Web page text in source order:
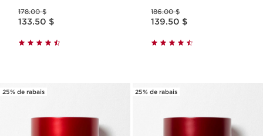
178.00 $
Nouveau prix 133.50 $
133.50 $
186.00 $
Nouveau prix 139.50 $
139.50 $
25% de rabais 25% de rabais